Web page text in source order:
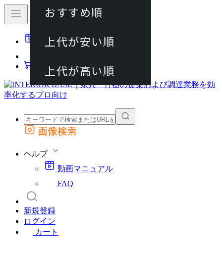
動画マニュアル
カート
外部サイトの商品をカートに追加
画像検索
ヘルプ
動画マニュアル
FAQ
新規登録
ログイン
カート
おすすめ順
上代が安い順
上代が高い順